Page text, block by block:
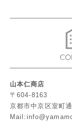
山本仁商店
〒604-8163
京都市中京区室町